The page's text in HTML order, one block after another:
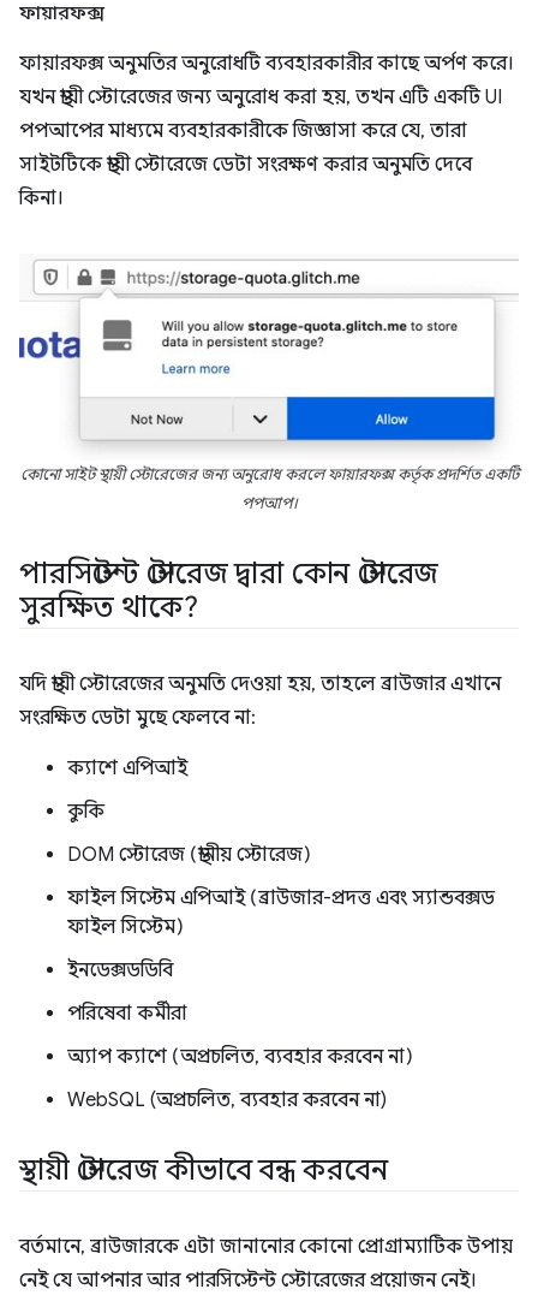
ফায়ারফক্স
ফায়ারফক্স অনুমতির অনুরোধটি ব্যবহারকারীর কাছে অর্পণ করে।
যখন স্থায়ী স্টোরেজের জন্য অনুরোধ করা হয়, তখন এটি একটি UI
পপআপের মাধ্যমে ব্যবহারকারীকে জিজ্ঞাসা করে যে, তারা
সাইটটিকে স্থায়ী স্টোরেজে ডেটা সংরক্ষণ করার অনুমতি দেবে
কিনা।
কোনো সাইট স্থায়ী স্টোরেজের জন্য অনুরোধ করলে ফায়ারফক্স কর্তৃক প্রদর্শিত একটি
পপআপ।
পারসিস্টেন্ট স্টোরেজ দ্বারা কোন স্টোরেজ
সুরক্ষিত থাকে?
যদি স্থায়ী স্টোরেজের অনুমতি দেওয়া হয়, তাহলে ব্রাউজার এখানে
সংরক্ষিত ডেটা মুছে ফেলবে না:
ক্যাশে এপিআই
কুকি
DOM স্টোরেজ (স্থানীয় স্টোরেজ)
ফাইল সিস্টেম এপিআই (ব্রাউজার-প্রদত্ত এবং স্যান্ডবক্সড
ফাইল সিস্টেম)
ইনডেক্সডডিবি
পরিষেবা কর্মীরা
অ্যাপ ক্যাশে (অপ্রচলিত, ব্যবহার করবেন না)
WebSQL (অপ্রচলিত, ব্যবহার করবেন না)
স্থায়ী স্টোরেজ কীভাবে বন্ধ করবেন
বর্তমানে, ব্রাউজারকে এটা জানানোর কোনো প্রোগ্রাম্যাটিক উপায়
নেই যে আপনার আর পারসিস্টেন্ট স্টোরেজের প্রয়োজন নেই।